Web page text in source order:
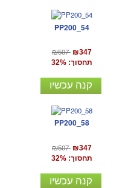
PP200_54
₪507 ₪347
תחסוך: 32%
קנה עכשיו
PP200_58
₪507 ₪347
תחסוך: 32%
קנה עכשיו